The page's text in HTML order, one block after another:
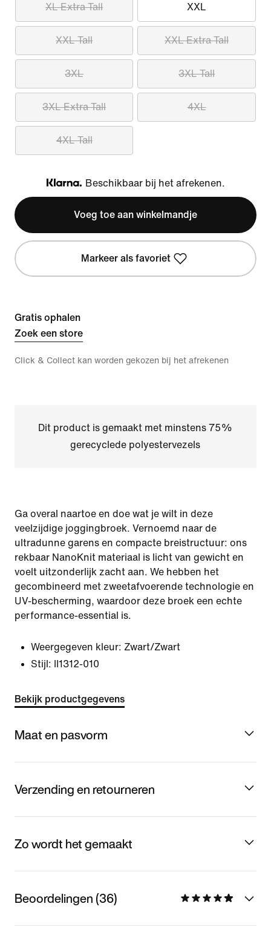
XL Extra Tall XXL
XXL Tall XXL Extra Tall
3XL 3XL Tall
3XL Extra Tall 4XL
4XL Tall
Klarna
Beschikbaar bij het afrekenen.
Voeg toe aan winkelmandje
Markeer als favoriet
Gratis ophalen
Zoek een store
Click & Collect kan worden gekozen bij het afrekenen
Dit product is gemaakt met minstens 75%
gerecyclede polyestervezels
Ga overal naartoe en doe wat je wilt in deze
veelzijdige joggingbroek. Vernoemd naar de
ultradunne garens en compacte breistructuur: ons
rekbaar NanoKnit materiaal is licht van gewicht en
voelt uitzonderlijk zacht aan. We hebben het
gecombineerd met zweetafvoerende technologie en
UV-bescherming, waardoor deze broek een echte
performance-essential is.
Weergegeven kleur: Zwart/Zwart
Stijl:
II1312-010
Bekijk productgegevens
Maat en pasvorm
Verzending en retourneren
Zo wordt het gemaakt
Beoordelingen (36)